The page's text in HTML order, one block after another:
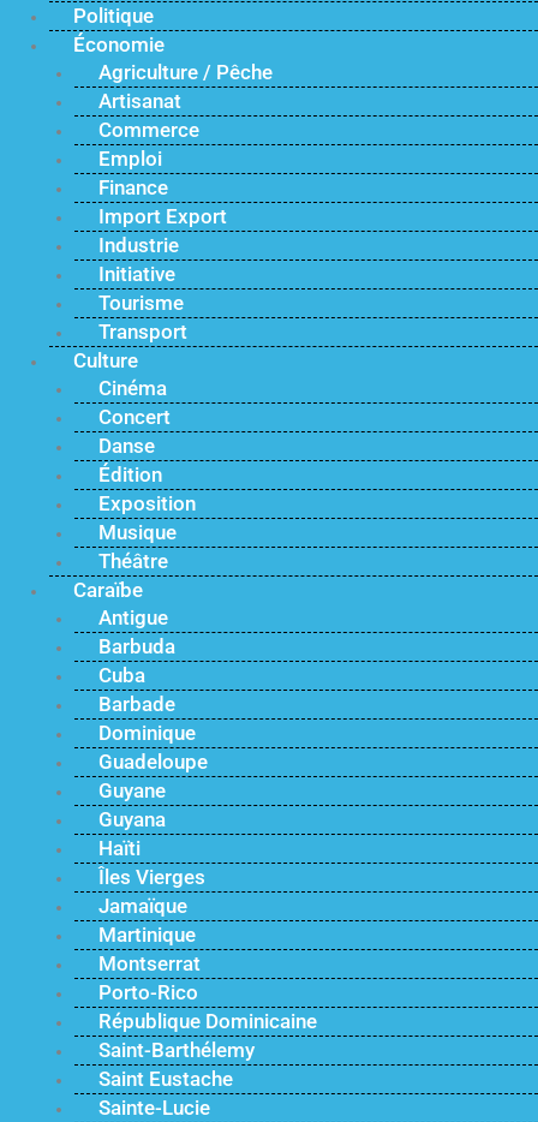
Politique
Économie
Agriculture / Pêche
Artisanat
Commerce
Emploi
Finance
Import Export
Industrie
Initiative
Tourisme
Transport
Culture
Cinéma
Concert
Danse
Édition
Exposition
Musique
Théâtre
Caraïbe
Antigue
Barbuda
Cuba
Barbade
Dominique
Guadeloupe
Guyane
Guyana
Haïti
Îles Vierges
Jamaïque
Martinique
Montserrat
Porto-Rico
République Dominicaine
Saint-Barthélemy
Saint Eustache
Sainte-Lucie